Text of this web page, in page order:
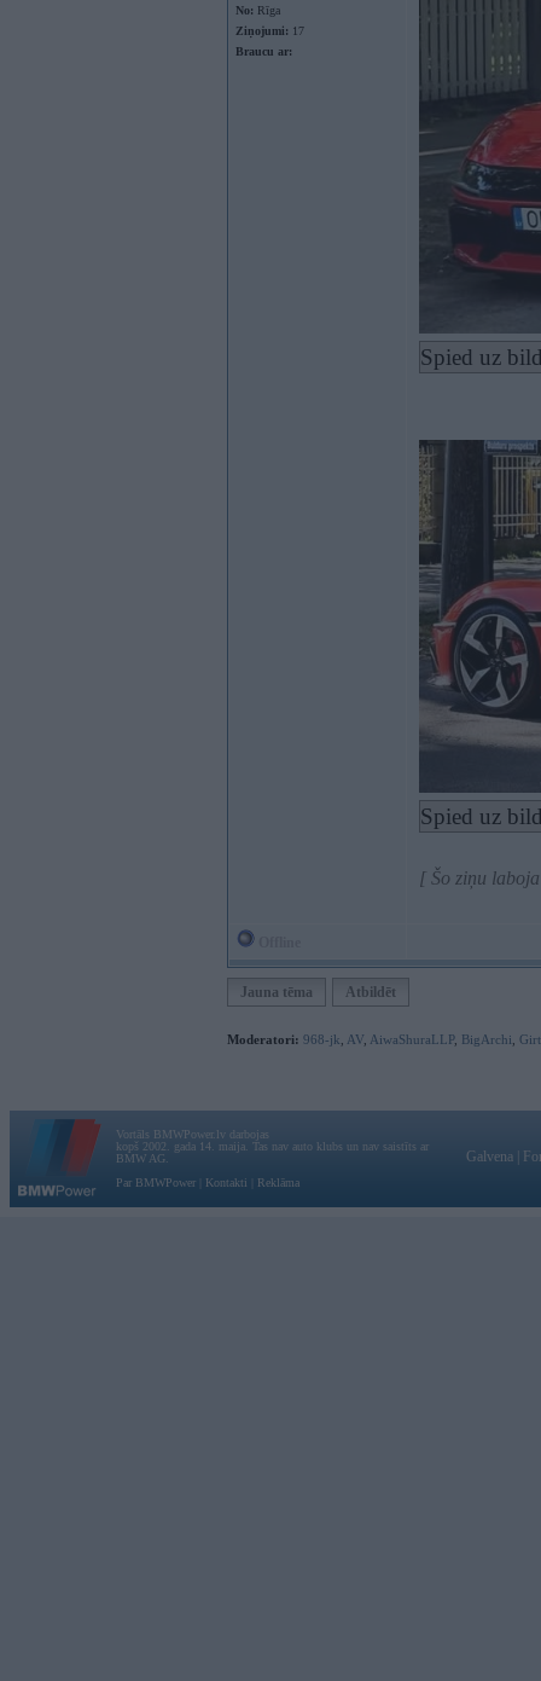
No: Rīga
Ziņojumi: 17
Braucu ar:
Spied uz
Spied uz
[ Šo ziņu
Jauna tēma Atbildēt
Moderatori: 968-jk AV AiwaShuraLLP, BigArchi
Vortāls BMWPower.lv darbojas
kopš 2002. gada 14. maija. Tas nav auto klubs un nav saistīts ar
BMW AG.
Par BMWPower
Kontakti Reklāma
Galvena